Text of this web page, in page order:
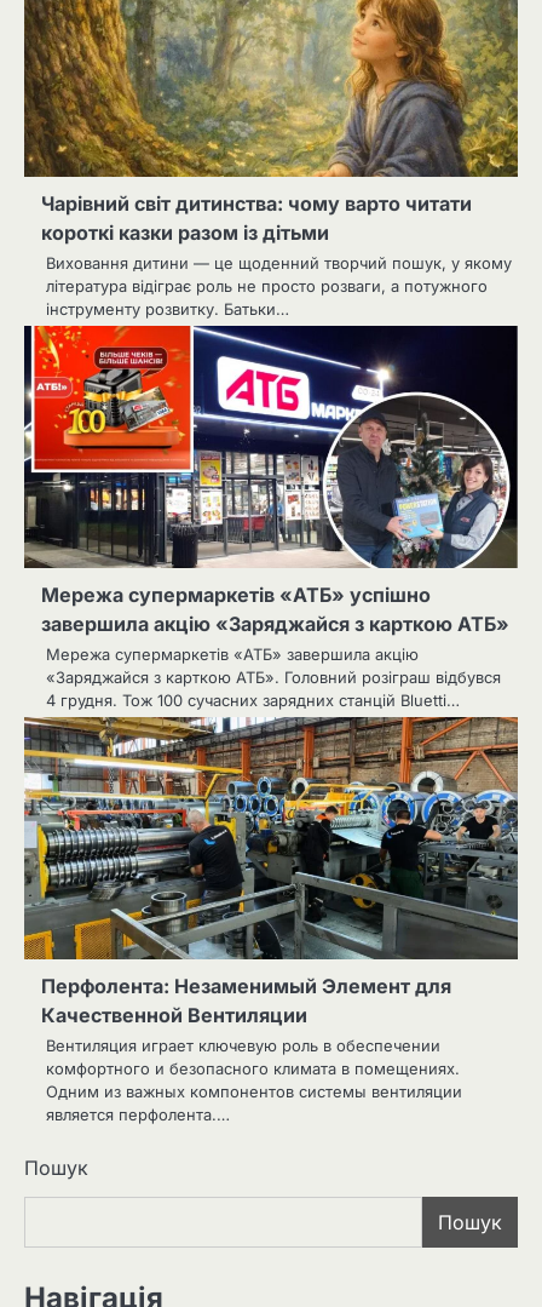
Чарівний світ дитинства: чому варто читати
короткі казки разом із дітьми
Виховання дитини — це щоденний творчий пошук, у якому
література відіграє роль не просто розваги, а потужного
інструменту розвитку. Батьки…
Мережа супермаркетів «АТБ» успішно
завершила акцію «Заряджайся з карткою АТБ»
Мережа супермаркетів «АТБ» завершила акцію
«Заряджайся з карткою АТБ». Головний розіграш відбувся
4 грудня. Тож 100 сучасних зарядних станцій Bluetti…
Перфолента: Незаменимый Элемент для
Качественной Вентиляции
Вентиляция играет ключевую роль в обеспечении
комфортного и безопасного климата в помещениях.
Одним из важных компонентов системы вентиляции
является перфолента.…
Пошук
Пошук
Навігація